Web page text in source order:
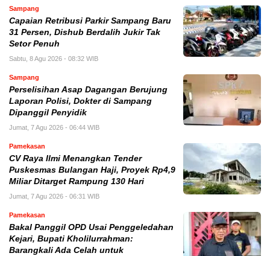
Sampang
Capaian Retribusi Parkir Sampang Baru
31 Persen, Dishub Berdalih Jukir Tak
Setor Penuh
Sabtu, 8 Agu 2026 - 08:32 WIB
Sampang
Perselisihan Asap Dagangan Berujung
Laporan Polisi, Dokter di Sampang
Dipanggil Penyidik
Jumat, 7 Agu 2026 - 06:44 WIB
Pamekasan
CV Raya Ilmi Menangkan Tender
Puskesmas Bulangan Haji, Proyek Rp4,9
Miliar Ditarget Rampung 130 Hari
Jumat, 7 Agu 2026 - 06:31 WIB
Pamekasan
Bakal Panggil OPD Usai Penggeledahan
Kejari, Bupati Kholilurrahman:
Barangkali Ada Celah untuk